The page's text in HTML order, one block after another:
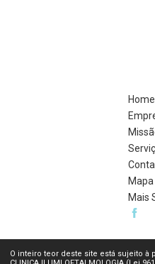
Home
Mais
O inteiro teor deste site está sujeito